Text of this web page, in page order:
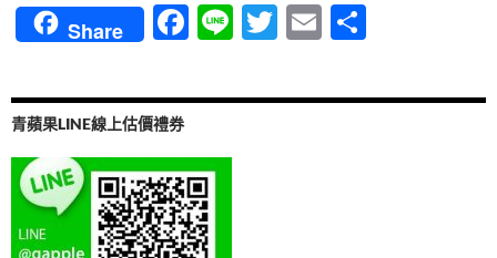
o
o
m
Share
F
e
o
o
k
Li
e
T
itt
E
ail
青蘋果LINE線上估價禮券